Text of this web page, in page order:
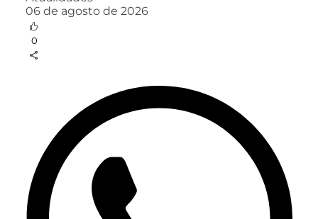
06 de agosto de 2026
0